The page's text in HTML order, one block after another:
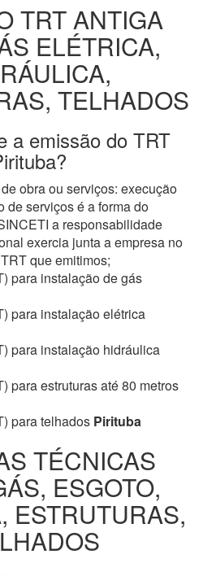
TRT ANTIGA
ELÉTRICA,
TELHADOS
a emissão do TRT
obra ou serviços: execução
de serviços é a forma do
a responsabilidade
exercia junta a empresa no
que emitimos;
para instalação de gás
para instalação elétrica
para instalação hidráulica
para estruturas até 80 metros
para telhados Pirituba
TÉCNICAS
ESGOTO,
ESTRUTURAS,